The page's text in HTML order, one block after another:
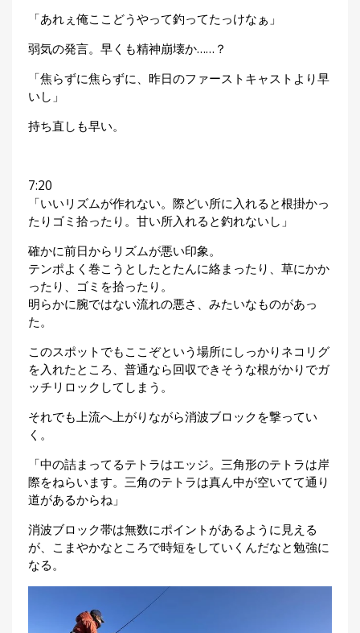
「あれぇ俺ここどうやって釣ってたっけなぁ」
弱気の発言。早くも精神崩壊か……？
「焦らずに焦らずに、昨日のファーストキャストより早
いし」
持ち直しも早い。
7:20
「いいリズムが作れない。際どい所に入れると根掛かっ
たりゴミ拾ったり。甘い所入れると釣れないし」
確かに前日からリズムが悪い印象。
テンポよく巻こうとしたとたんに絡まったり、草にかか
ったり、ゴミを拾ったり。
明らかに腕ではない流れの悪さ、みたいなものがあっ
た。
このスポットでもここぞという場所にしっかりネコリグ
を入れたところ、普通なら回収できそうな根がかりでガ
ッチリロックしてしまう。
それでも上流へ上がりながら消波ブロックを撃ってい
く。
「中の詰まってるテトラはエッジ。三角形のテトラは岸
際をねらいます。三角のテトラは真ん中が空いてて通り
道があるからね」
消波ブロック帯は無数にポイントがあるように見える
が、こまやかなところで時短をしていくんだなと勉強に
なる。